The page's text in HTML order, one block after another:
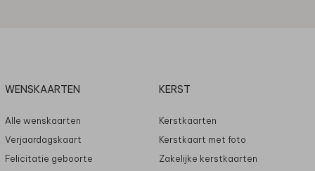
WENSKAARTEN
Alle wenskaarten
Verjaardagskaart
Felicitatie geboorte
KERST
Kerstkaarten
Kerstkaart met foto
Zakelijke kerstkaarten